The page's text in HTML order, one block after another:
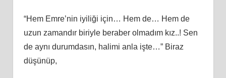
“Hem Emre’nin iyiliği için… Hem de… Hem de
uzun zamandır biriyle beraber olmadım kız..! Sen
de aynı durumdasın, halimi anla işte…” Biraz
düşünüp,